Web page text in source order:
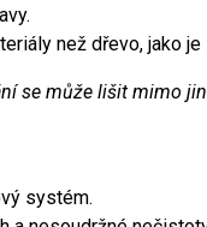
než dřevo, jako
se může lišit mimo
systém.